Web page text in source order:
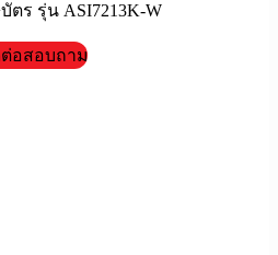
ตร รุ่น ASI7213K-W
อสอบถาม